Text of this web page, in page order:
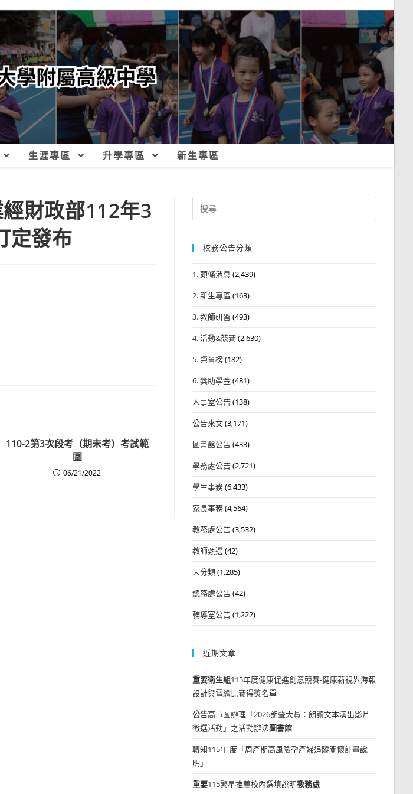
生涯專區 升學專區 新生專區
財政部112年3
定發布
110-2第3次段考（期末考）考試範
圍
06/21/2022
Search
for:
校務公告分類
1. 頭條消息 (2,439)
2. 新生專區 (163)
3. 教師研習 (493)
4. 活動&競賽(2,630)
5. 榮譽榜(182)
6. 獎助學金(481)
人事室公告(138)
公告來文(3,171)
圖書館公告(433)
學務處公告(2,721)
學生事務(6,433)
家長事務(4,564)
教務處公告(3,532)
教師甄選(42)
未分類(1,285)
總務處公告(42)
輔導室公告(1,222)
近期文章
重要衛生組115年度健康促進創意競賽-健康新視界海報
設計與電繪比賽得獎名單
公告高市圖辦理「2026朗聲大賞：朗讀文本演出影片
徵選活動」之活動辦法圖書館
轉知115年 度「周產期高風險孕產婦追蹤關懷計畫說
明」
重要115繁星推薦校內選填說明教務處